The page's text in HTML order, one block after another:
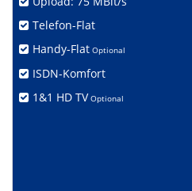
Telefon-Flat
Handy-Flat Optional
ISDN-Komfort
1&1 HD TV Optional